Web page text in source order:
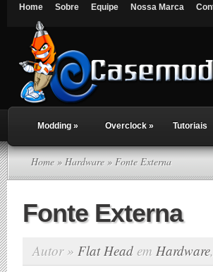
Home Sobre Equipe Nossa Marca
Modding » Overclock » Tutoriais
Home » Hardware » Fonte Externa
Fonte Externa
Autor » Flat Head em Hardware,